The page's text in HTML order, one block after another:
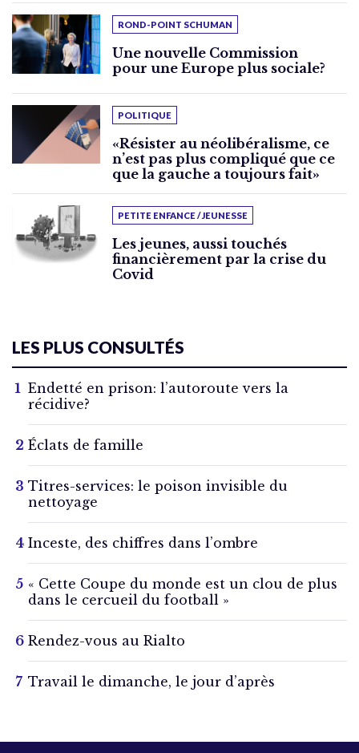
ROND-POINT SCHUMAN
Une nouvelle Commission
pour une Europe plus sociale?
POLITIQUE
«Résister au néolibéralisme, ce
n’est pas plus compliqué que ce
que la gauche a toujours fait»
PETITE ENFANCE / JEUNESSE
Les jeunes, aussi touchés
financièrement par la crise du
Covid
LES PLUS CONSULTÉS
Endetté en prison: l’autoroute vers la
récidive?
Éclats de famille
Titres-services: le poison invisible du
nettoyage
Inceste, des chiffres dans l’ombre
« Cette Coupe du monde est un clou de plus
dans le cercueil du football »
Rendez-vous au Rialto
Travail le dimanche, le jour d’après